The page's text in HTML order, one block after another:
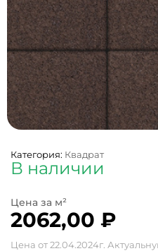
Категория: Квадрат
В наличии
2062,00 ₽
Цена от 22.04.2024г.